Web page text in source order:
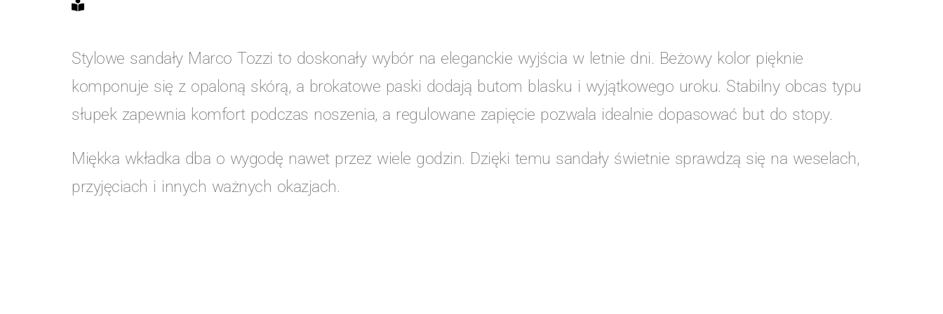
Stylowe sandały Marco Tozzi to doskonały wybór na eleganckie wyjścia w letnie dni. Beżowy kolor pięknie
komponuje się z opaloną skórą, a brokatowe paski dodają butom blasku i wyjątkowego uroku. Stabilny obcas typu
słupek zapewnia komfort podczas noszenia, a regulowane zapięcie pozwala idealnie dopasować but do stopy.
Miękka wkładka dba o wygodę nawet przez wiele godzin. Dzięki temu sandały świetnie sprawdzą się na weselach,
przyjęciach i innych ważnych okazjach.